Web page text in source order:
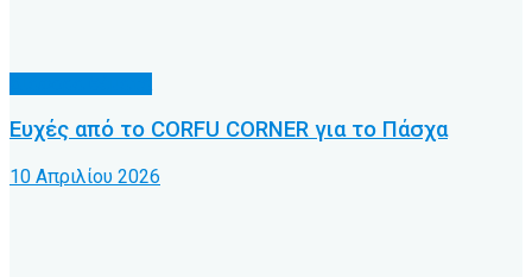
Ευχές από το CORFU CORNER για το Πάσχα
10 Απριλίου 2026